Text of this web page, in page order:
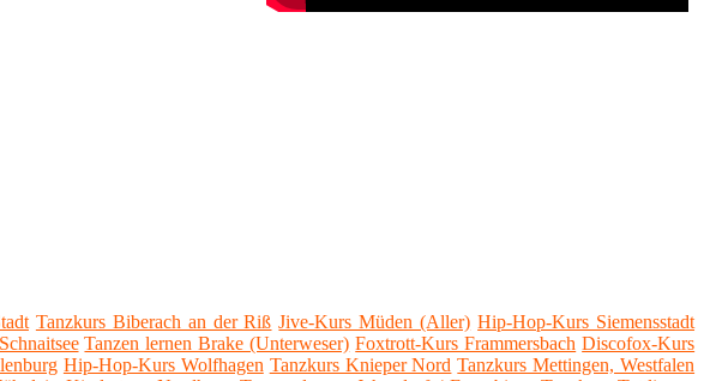
Tanzkurs Biberach an der Riß Jive-Kurs Müden (Aller) Hip-Hop-Kurs Siemensstadt
Tanzen lernen Brake (Unterweser) Foxtrott-Kurs Frammersbach Discofox-Kurs
Hip-Hop-Kurs Wolfhagen Tanzkurs Knieper Nord Tanzkurs Mettingen, Westfalen